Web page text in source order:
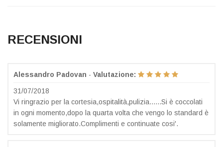
RECENSIONI
Alessandro Padovan - Valutazione:
31/07/2018
Vi ringrazio per la cortesia,ospitalità,pulizia......Si è coccolati
in ogni momento,dopo la quarta volta che vengo lo standard è
solamente migliorato.Complimenti e continuate cosi'.